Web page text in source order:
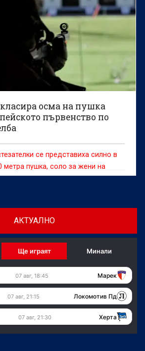
осма на пушка
първенство по
се представиха силно в
метра пушка, соло за жени на
до 23 години по спортна
АКТУАЛНО
Ще играят Минали
07 авг, 18:45 Марек
07 авг, 21:15 Локомотив Пд
07 авг, 21:30 Херта